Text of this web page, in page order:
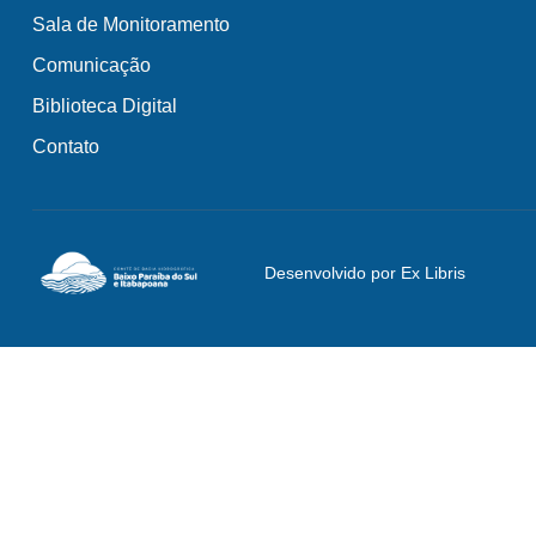
Sala de Monitoramento
Comunicação
Biblioteca Digital
Contato
Desenvolvido por Ex Libris